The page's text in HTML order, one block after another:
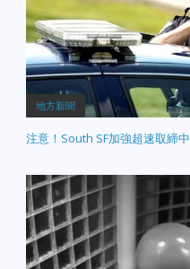
地方新聞
注意！South SF加強超速取締中